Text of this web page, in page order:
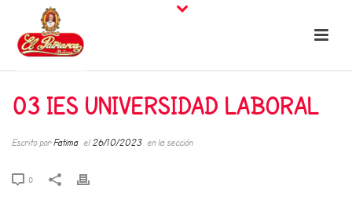
03 IES UNIVERSIDAD LABORAL
Escrito porFatima el 26/10/2023 en la sección
0